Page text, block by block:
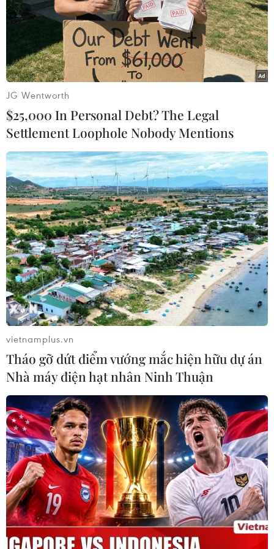
#Quy hoạch #Ngành giấy
#Bộ Công thương
#Chậm tiến độ
Theo dõi VietnamPlus
TIN CÙNG CHUYÊN MỤC
Ngân hàng Trung ương Trung Quốc
mua thêm 20 tấn vàng trong tháng 7
07/08/2026 15:21
Chuyên gia quốc tế đánh giá tích cực
về tiền đồng của Việt Nam
07/08/2026 12:46
JG Wentworth
$25,000 In Personal Debt? The Legal
Settlement Loophole Nobody Mentions
vietnamplus.vn
Tháo gỡ dứt điểm vướng mắc hiện hữu dự án
Nhà máy điện hạt nhân Ninh Thuận